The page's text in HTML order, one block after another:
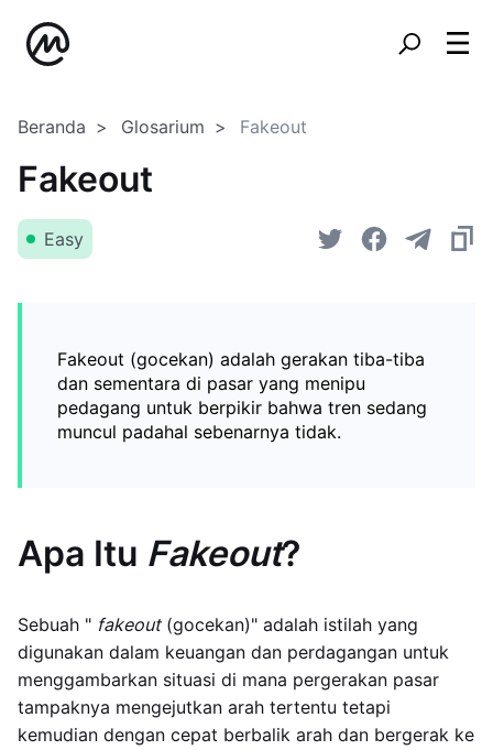
Beranda Glosarium Fakeout
Fakeout
Easy
Fakeout (gocekan) adalah gerakan tiba-tiba
dan sementara di pasar yang menipu
pedagang untuk berpikir bahwa tren sedang
muncul padahal sebenarnya tidak.
Apa Itu Fakeout?
Sebuah " fakeout(gocekan)" adalah istilah yang
digunakan dalam keuangan dan perdagangan untuk
menggambarkan situasi di mana pergerakan pasar
tampaknya mengejutkan arah tertentu tetapi
kemudian dengan cepat berbalik arah dan bergerak ke